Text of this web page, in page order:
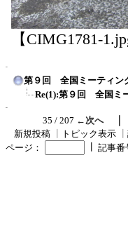
【CIMG1781-
第９回 全国ミーティン
Re(1):第９回 全国ミ
35 / 207 ←次へ
新規投稿
トピック表示
ページ：
記事番